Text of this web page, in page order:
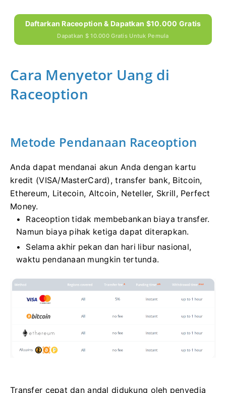
Daftarkan Raceoption & Dapatkan $10.000 Gratis
Dapatkan $ 10.000 Gratis Untuk Pemula
Cara Menyetor Uang di
Raceoption
Metode Pendanaan Raceoption
Anda dapat mendanai akun Anda dengan kartu
kredit (VISA/MasterCard), transfer bank, Bitcoin,
Ethereum, Litecoin, Altcoin, Neteller, Skrill, Perfect
Money.
Raceoption tidak membebankan biaya transfer.
Namun biaya pihak ketiga dapat diterapkan.
Selama akhir pekan dan hari libur nasional,
waktu pendanaan mungkin tertunda.
Transfer cepat dan andal didukung oleh penyedia